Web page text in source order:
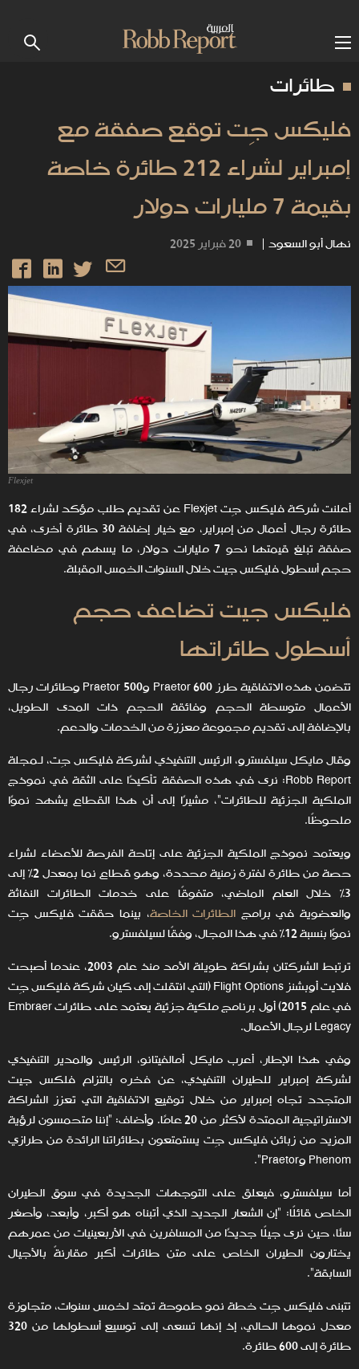
طائرات
فليكس جِت توقع صفقة مع
إمبراير لشراء 212 طائرة خاصة
بقيمة 7 مليارات دولار
نهال أبو السعود | 20 فبراير 2025
Flexjet
أعلنت شركة فليكس جِت Flexjet عن تقديم طلب مؤكد لشراء 182
طائرة رجال أعمال من إمبراير، مع خيار إضافة 30 طائرة أخرى، في
صفقة تبلغ قيمتها نحو 7 مليارات دولار، ما يسهم في مضاعفة
حجم أسطول فليكس جيت خلال السنوات الخمس المقبلة.
فليكس جيت تضاعف حجم
أسطول طائراتها
تتضمن هذه الاتفاقية طرز Praetor 600 وPraetor 500 وطائرات رجال
الأعمال متوسطة الحجم وفائقة الحجم ذات المدى الطويل،
بالإضافة إلى تقديم مجموعة معززة من الخدمات والدعم.
وقال مايكل سيلفسترو، الرئيس التنفيذي لشركة فليكس جِت، لـمجلة
Robb Report: نرى في هذه الصفقة تأكيدًا على الثقة في نموذج
الملكية الجزئية للطائرات"، مشيرًا إلى أن هذا القطاع يشهد نموًا
ملحوظًا.
ويعتمد نموذج الملكية الجزئية على إتاحة الفرصة للأعضاء لشراء
حصة من طائرة لفترة زمنية محددة، وهو قطاع نما بمعدل 2% إلى
3% خلال العام الماضي، متفوقًا على خدمات الطائرات النفاثة
والعضوية في برامج الطائرات الخاصة، بينما حققت فليكس جِت
نموًا بنسبة 12% في هذا المجال، وفقًا لسيلفسترو.
ترتبط الشركتان بشراكة طويلة الأمد منذ عام 2003، عندما أصبحت
فلايت أوبشنز Flight Options (التي انتقلت إلى كيان شركة فليكس جِت
في عام 2015) أول برنامج ملكية جزئية يعتمد على طائرات Embraer
Legacy لرجال الأعمال.
وفي هذا الإطار، أعرب مايكل أمالفيتانو، الرئيس والمدير التنفيذي
لشركة إمبراير للطيران التنفيذي، عن فخره بالتزام فلكس جيت
المتجدد تجاه إمبراير من خلال توقيع الاتفاقية التي تعزز الشراكة
الاستراتيجية الممتدة لأكثر من 20 عامًا. وأضاف: "إننا متحمسون لرؤية
المزيد من زبائن فليكس جِت يستمتعون بطائراتنا الرائدة من طرازي
Phenom وPraetor".
أما سيلفسترو، فيعلق على التوجهات الجديدة في سوق الطيران
الخاص قائلًا: "إن الشعار الجديد الذي أتبناه هو أكبر، وأبعد، وأصغر
سنًا، حين نرى جيلًا جديدًا من المسافرين في الأربعينيات من عمرهم
يختارون الطيران الخاص على متن طائرات أكبر مقارنةً بالأجيال
السابقة".
تتبنى فليكس جِت خطة نمو طموحة تمتد لخمس سنوات، متجاوزة
معدل نموها الحالي، إذ إنها تسعى إلى توسيع أسطولها من 320
طائرة إلى 600 طائرة.